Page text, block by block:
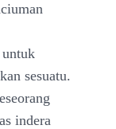
sesuatu.
indera